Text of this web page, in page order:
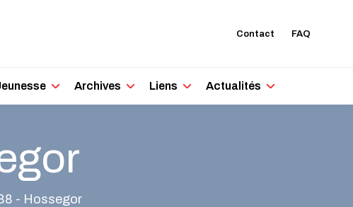
Contact FAQ
Archives Liens Actualités
- Hossegor